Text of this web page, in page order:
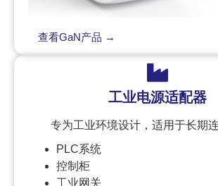
查看GaN产品 →
工业电源适配器
专为工业环境设计，适用于长期连
PLC系统
控制柜
工业网关